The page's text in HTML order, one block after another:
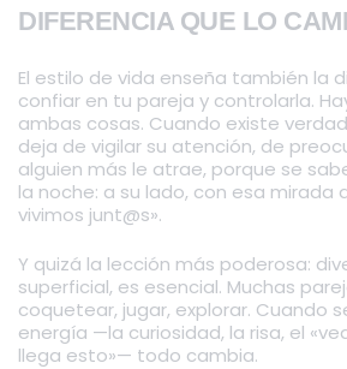
DIFERENCIA QUE LO
El estilo de vida enseña también la
confiar en tu pareja y controlarla.
ambas cosas. Cuando existe
deja de vigilar su atención, de
alguien más le atrae, porque se
la noche: a su lado, con esa mirada
vivimos junt@s».
Y quizá la lección más poderosa:
superficial, es esencial. Muchas
coquetear, jugar, explorar. Cuando
energía —la curiosidad, la risa, el
llega esto»— todo cambia.